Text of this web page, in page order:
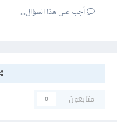
أجب على هذا السؤال...
متابعون
0